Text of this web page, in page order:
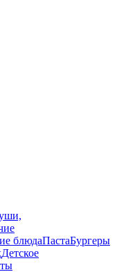
блюдаПастаБургеры
Детское